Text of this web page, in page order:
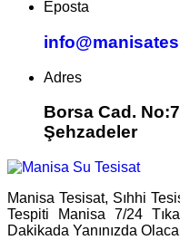
Eposta
Adres
Borsa Cad.
Şehzadeler
Manisa Tesisat, Sıhhi
Tespiti Manisa 7/24
Dakikada Yanınızda